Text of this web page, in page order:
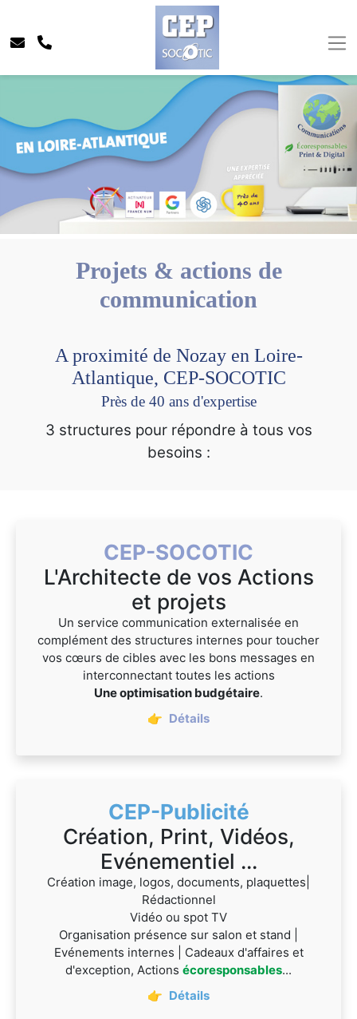
Projets & actions de
communication
A proximité de Nozay en Loire-
Atlantique, CEP-SOCOTIC
Près de 40 ans d'expertise
3 structures pour répondre à tous vos
besoins :
CEP-SOCOTIC
L'Architecte de vos Actions
et projets
Un service communication externalisée en
complément des structures internes pour toucher
vos cœurs de cibles avec les bons messages en
interconnectant toutes les actions
Une optimisation budgétaire.
👉 Détails
CEP-Publicité
Création, Print, Vidéos,
Evénementiel ...
Création image, logos, documents, plaquettes|
Rédactionnel
Vidéo ou spot TV
Organisation présence sur salon et stand |
Evénements internes | Cadeaux d'affaires et
d'exception, Actions écoresponsables...
👉 Détails